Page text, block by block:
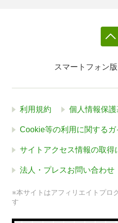
スマートフォン版
利用規約 個人情報保
Cookie等の利用に関するガ
サイトアクセス情報の取得
法人・プレスお問い合わせ
※本サイトはアフィリエイトプロ
す